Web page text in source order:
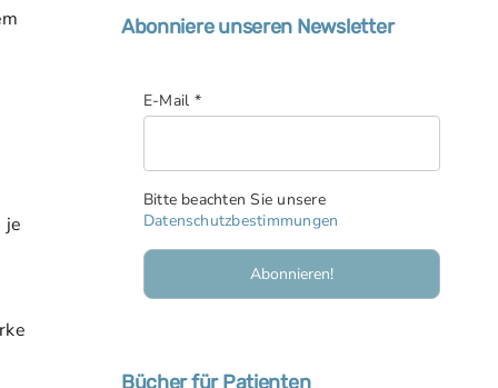
je
Abonniere unseren Newsletter
E-Mail *
Bitte beachten Sie unsere
Datenschutzbestimmungen
Bücher für Patienten